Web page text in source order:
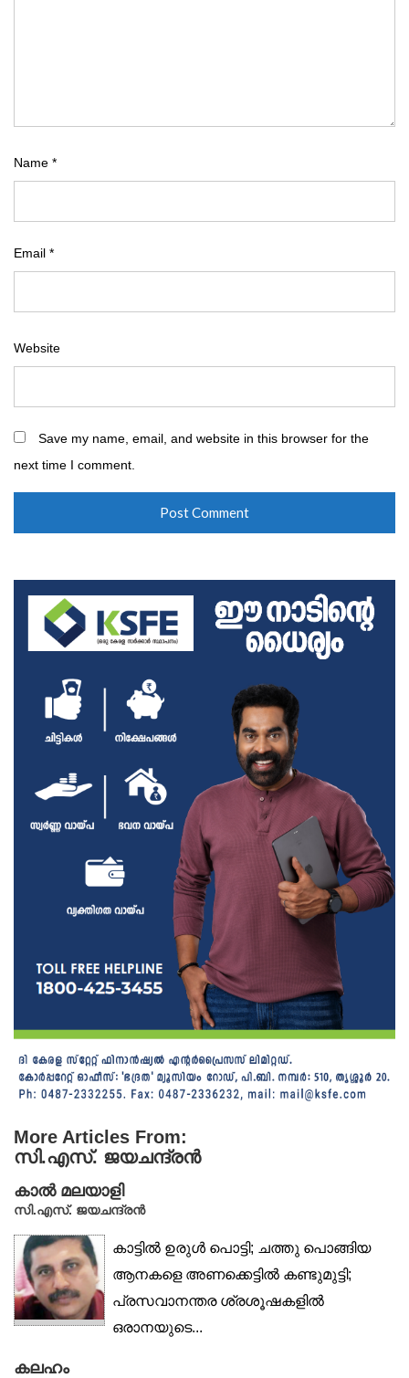
Name *
Email *
Website
Save my name, email, and website in this browser for the
next time I comment.
More Articles From:
സി.എസ്. ജയചന്ദ്രൻ
കാൽ മലയാളി
സി.എസ്. ജയചന്ദ്രൻ
കാട്ടിൽ ഉരുൾ പൊട്ടി; ചത്തു പൊങ്ങിയ
ആനകളെ അണക്കെട്ടിൽ കണ്ടുമുട്ടി;
പ്രസവാനന്തര ശ്രശൂഷകളിൽ
ഒരാനയുടെ...
കലഹം